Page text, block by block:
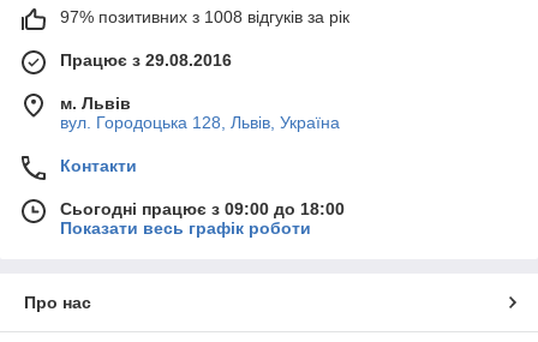
97% позитивних з 1008 відгуків за рік
Працює з 29.08.2016
м. Львів
вул. Городоцька 128, Львів, Україна
Контакти
Сьогодні працює з 09:00 до 18:00
Показати весь графік роботи
Про нас